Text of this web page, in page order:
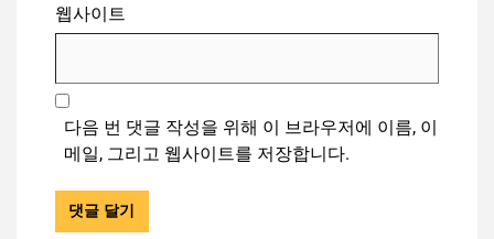
웹사이트
다음 번 댓글 작성을 위해 이 브라우저에 이름, 이
메일, 그리고 웹사이트를 저장합니다.